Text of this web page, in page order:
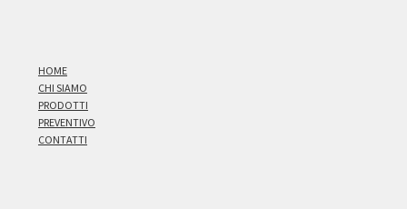
HOME
CHI SIAMO
PRODOTTI
PREVENTIVO
CONTATTI